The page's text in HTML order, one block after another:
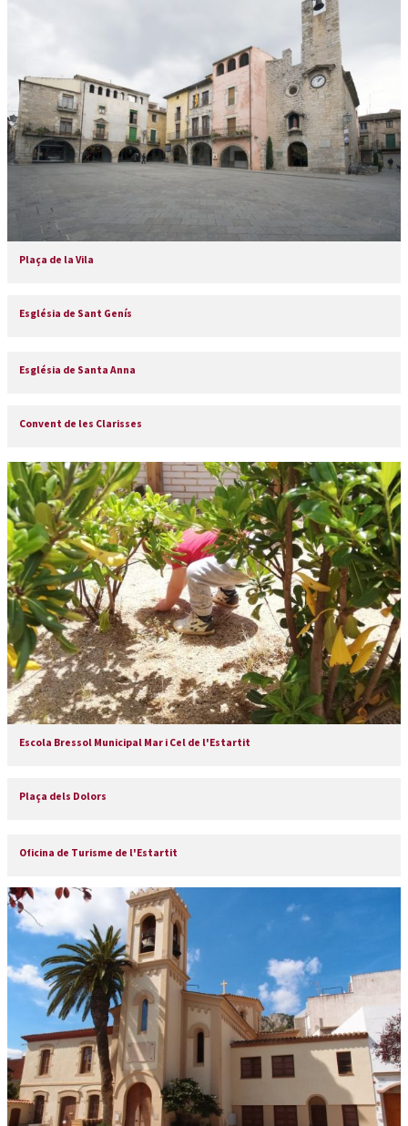
Plaça de la Vila
Església de Sant Genís
Església de Santa Anna
Convent de les Clarisses
Escola Bressol Municipal Mar i Cel de l'Estartit
Plaça dels Dolors
Oficina de Turisme de l'Estartit